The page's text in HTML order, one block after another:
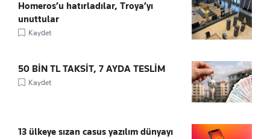
Homeros’u hatırladılar, Troya’yı
unuttular
Kaydet
50 BİN TL TAKSİT, 7 AYDA TESLİM
Kaydet
13 ülkeye sızan casus yazılım dünyayı